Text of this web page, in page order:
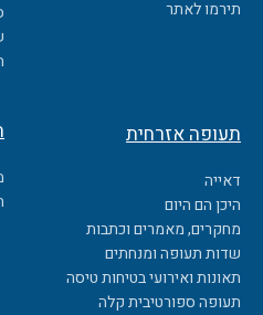
תירמו לאתר
תעופה אזרחית
דאייה
היכן הם היום
מחקרים, מאמרים וכתבות
שדות תעופה ומנחתים
תאונות ואירועי בטיחות טיסה
תעופה ספורטיבית קלה